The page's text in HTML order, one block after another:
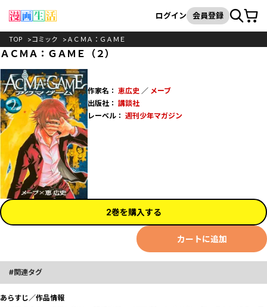
検索
ログイン 会員登録カート
TOP コミック ＡＣＭＡ：ＧＡＭＥ
ＡＣＭＡ：ＧＡＭＥ（２）
作家名： 恵広史／ メーブ
出版社： 講談社
レーベル： 週刊少年マガジン
2巻を購入する
カートに追加
関連タグ
あらすじ／作品情報